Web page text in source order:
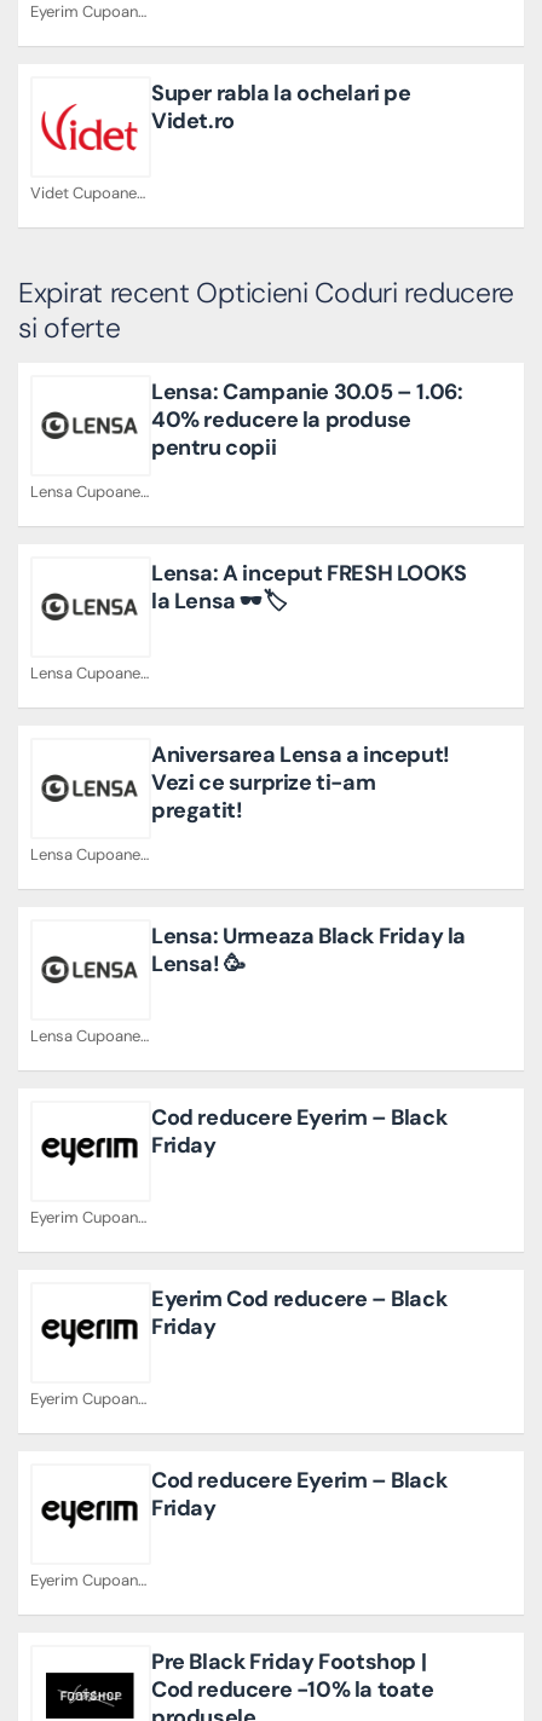
Eyerim Cupoane
Videt Cupoane
Super rabla la ochelari pe
Videt.ro
Expirat recent Opticieni Coduri reducere
si oferte
Lensa Cupoane
Lensa: Campanie 30.05 – 1.06:
40% reducere la produse
pentru copii
Lensa Cupoane
Lensa: A inceput FRESH LOOKS
la Lensa 🕶️🏷️
Lensa Cupoane
Aniversarea Lensa a inceput!
Vezi ce surprize ti-am
pregatit!
Lensa Cupoane
Lensa: Urmeaza Black Friday la
Lensa! 🥳
Eyerim Cupoane
Cod reducere Eyerim – Black
Friday
Eyerim Cupoane
Eyerim Cod reducere – Black
Friday
Eyerim Cupoane
Cod reducere Eyerim – Black
Friday
Pre Black Friday Footshop |
Cod reducere -10% la toate